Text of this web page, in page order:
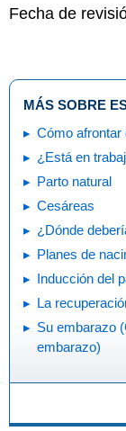
Fecha de
MÁS SOBRE
Cómo afrontar
¿Está en
Parto natural
Cesáreas
¿Dónde
Planes de
Inducción del
La
Su embarazo (Centro de temas relacionados con el
embarazo)